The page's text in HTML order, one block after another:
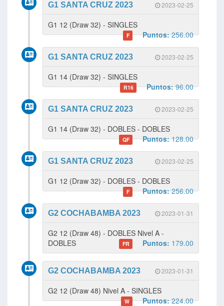
2023-02-25
G1 SANTA CRUZ 2023
G1 12 (Draw 32) - SINGLES
F Puntos:256.00
2023-02-25
G1 SANTA CRUZ 2023
G1 14 (Draw 32) - SINGLES
R16 Puntos:96.00
2023-02-25
G1 SANTA CRUZ 2023
G1 14 (Draw 32) - DOBLES - DOBLES
QF Puntos:128.00
2023-02-25
G1 SANTA CRUZ 2023
G1 12 (Draw 32) - DOBLES - DOBLES
F Puntos:256.00
2023-01-31
G2 COCHABAMBA 2023
G2 12 (Draw 48) - DOBLES Nivel A -
DOBLES
FR Puntos: 179.00
2023-01-31
G2 COCHABAMBA 2023
G2 12 (Draw 48) Nivel A - SINGLES
W Puntos:224.00